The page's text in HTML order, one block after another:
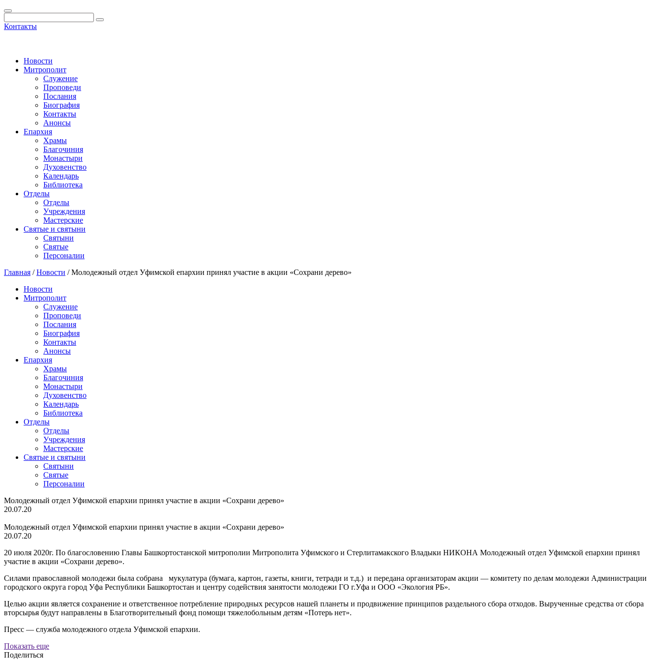
Контакты
Новости
Митрополит
Служение
Проповеди
Послания
Биография
Контакты
Анонсы
Епархия
Храмы
Благочиния
Монастыри
Духовенство
Календарь
Библиотека
Отделы
Отделы
Учреждения
Мастерские
Святые и святыни
Cвятыни
Cвятые
Персоналии
Главная /Новости /Молодежный отдел Уфимской епархии принял участие в акции «Сохрани дерево»
Новости
Митрополит
Служение
Проповеди
Послания
Биография
Контакты
Анонсы
Епархия
Храмы
Благочиния
Монастыри
Духовенство
Календарь
Библиотека
Отделы
Отделы
Учреждения
Мастерские
Святые и святыни
Cвятыни
Cвятые
Персоналии
Молодежный отдел Уфимской епархии принял участие в акции «Сохрани дерево»
20.07.20
Молодежный отдел Уфимской епархии принял участие в акции «Сохрани дерево»
20.07.20
20 июля 2020г. По благословению Главы Башкортостанской митрополии Митрополита Уфимского и Стерлитамакского Владыки НИКОНА Молодежный отдел Уфимской епархии принял
участие в акции «Сохрани дерево».
Силами православной молодежи была собрана мукулатура (бумага, картон, газеты, книги, тетради и т.д.) и передана организаторам акции — комитету по делам молодежи Администрации
городского округа город Уфа Республики Башкортостан и центру содействия занятости молодежи ГО г.Уфа и ООО «Экология РБ».
Целью акции является сохранение и ответственное потребление природных ресурсов нашей планеты и продвижение принципов раздельного сбора отходов. Вырученные средства от сбора
вторсырья будут направлены в Благотворительный фонд помощи тяжелобольным детям «Потерь нет».
Пресс — служба молодежного отдела Уфимской епархии.
Показать еще
Поделиться